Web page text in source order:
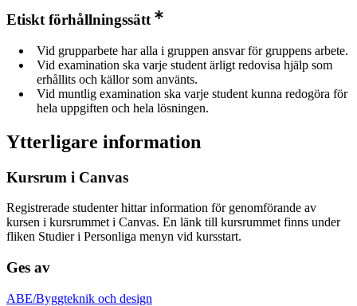
Etiskt förhållningssätt
Vid grupparbete har alla i gruppen ansvar för gruppens arbete.
Vid examination ska varje student ärligt redovisa hjälp som
erhållits och källor som använts.
Vid muntlig examination ska varje student kunna redogöra för
hela uppgiften och hela lösningen.
Ytterligare information
Kursrum i Canvas
Registrerade studenter hittar information för genomförande av
kursen i kursrummet i Canvas. En länk till kursrummet finns under
fliken Studier i Personliga menyn vid kursstart.
Ges av
ABE/Byggteknik och design